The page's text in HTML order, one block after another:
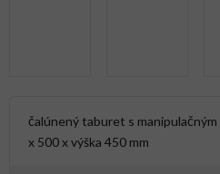
čalúnený taburet s
x 500 x výška 450 mm